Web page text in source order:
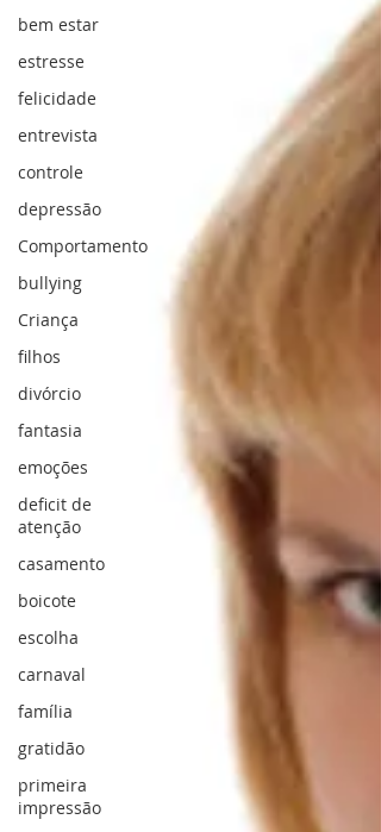
bem estar
estresse
felicidade
entrevista
controle
depressão
Comportamento
bullying
Criança
filhos
divórcio
fantasia
emoções
deficit de
atenção
casamento
boicote
escolha
carnaval
família
gratidão
primeira
impressão